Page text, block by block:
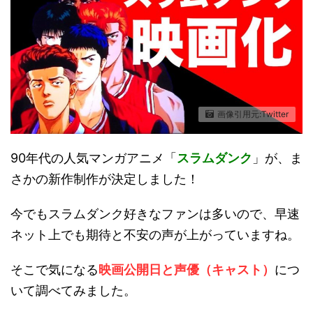
画像引用元:Twitter
90年代の人気マンガアニメ「 スラムダンク 」が、ま
さかの新作制作が決定しました！
今でもスラムダンク好きなファンは多いので、早速
ネット上でも期待と不安の声が上がっていますね。
そこで気になる 映画公開日と声優（キャスト） につ
いて調べてみました。